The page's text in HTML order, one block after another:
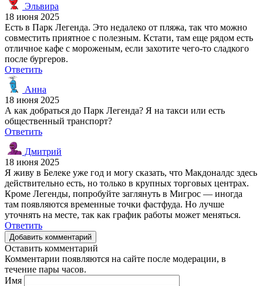
Эльвира
18 июня 2025
Есть в Парк Легенда. Это недалеко от пляжа, так что можно
совместить приятное с полезным. Кстати, там еще рядом есть
отличное кафе с мороженым, если захотите чего-то сладкого
после бургеров.
Ответить
Анна
18 июня 2025
А как добраться до Парк Легенда? Я на такси или есть
общественный транспорт?
Ответить
Дмитрий
18 июня 2025
Я живу в Белеке уже год и могу сказать, что Макдоналдс здесь
действительно есть, но только в крупных торговых центрах.
Кроме Легенды, попробуйте заглянуть в Мигрос — иногда
там появляются временные точки фастфуда. Но лучше
уточнять на месте, так как график работы может меняться.
Ответить
Добавить комментарий
Оставить комментарий
Комментарии появляются на сайте после модерации, в
течение пары часов.
Имя